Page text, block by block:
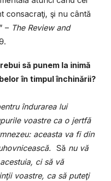
consacraţi, şi nu cântă
– The Review and
să punem la inimă
în timpul închinării?
îndurarea lui
voastre ca o jertfă
aceasta va fi din
Să nu vă
ci să vă
voastre, ca să puteţi